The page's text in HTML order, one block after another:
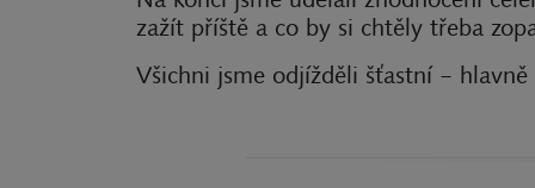
zažít příště a co by si chtěly třeba
Všichni jsme odjížděli šťastní –